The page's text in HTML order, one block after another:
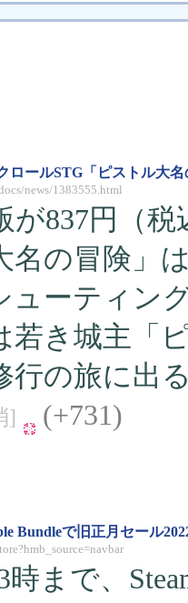
ロールSTG「ピストル大
news/1383555.html
が837円（
名の冒険」
ューティン
若き城主「
行の旅に出
] (+731)
Bundleで旧正月セール
まで、